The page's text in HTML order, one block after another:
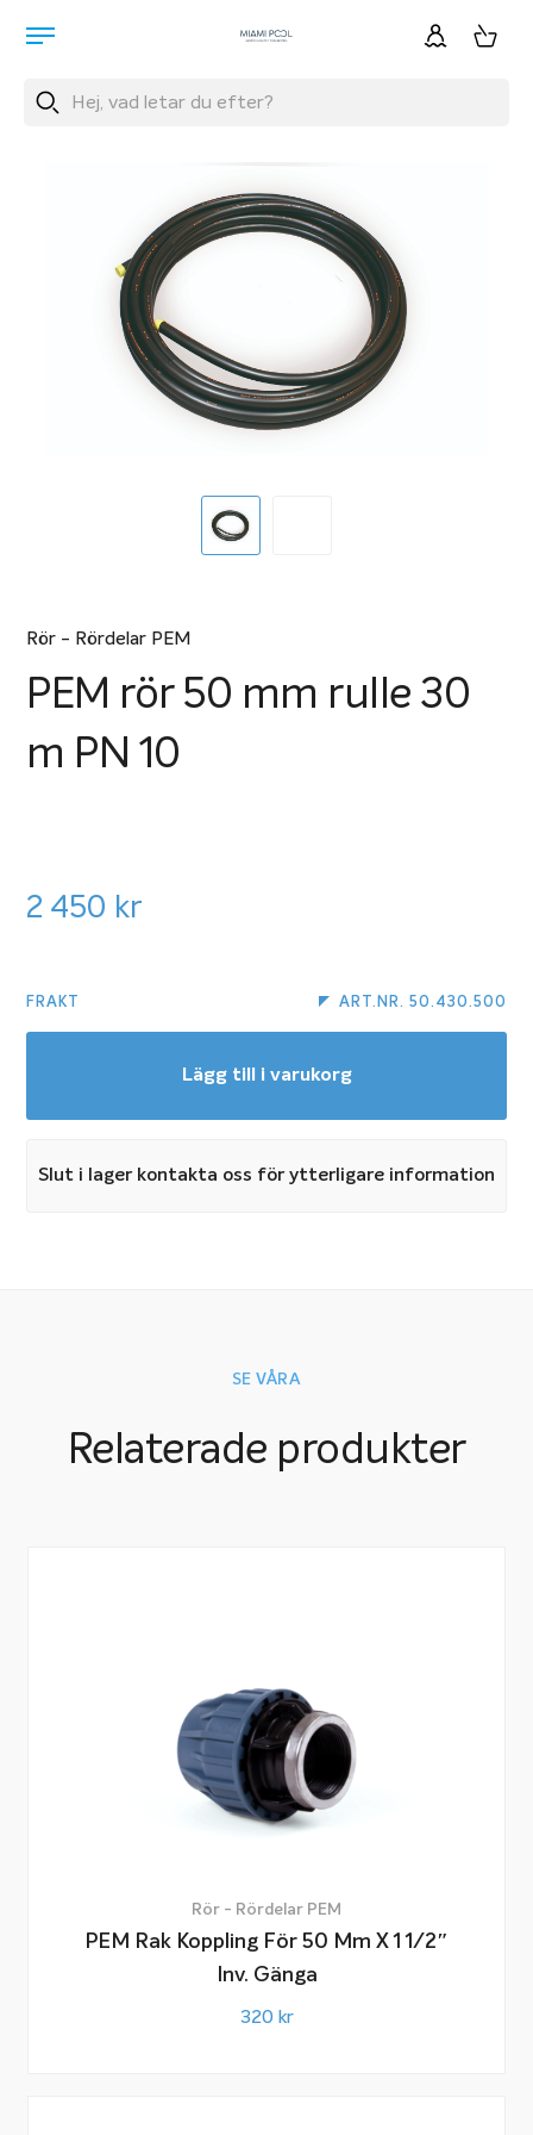
Rör - Rördelar PEM
PEM rör 50 mm rulle 30
m PN 10
2 450 kr
FRAKT ART.NR. 50.430.500
Lägg till i varukorg
Slut i lager kontakta oss för ytterligare information
SE VÅRA
Relaterade produkter
Rör - Rördelar PEM
PEM Rak Koppling För 50 Mm X 1 1/2″
Inv. Gänga
320 kr